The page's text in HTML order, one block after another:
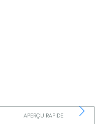
APERÇU RAPIDE